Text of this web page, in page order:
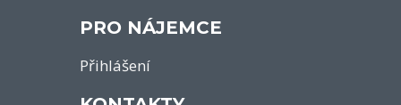
PRO NÁJEMCE
Přihlášení